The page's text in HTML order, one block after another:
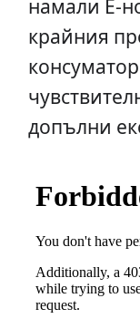
намали Е-
крайния
допълни